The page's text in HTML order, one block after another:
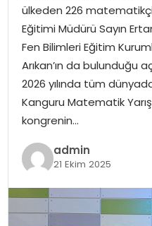
TEKNOLOJI
EĞITIM
GENEL
ülkeden 226 matematikçi
Eğitimi Müdürü Sayın
Fen Bilimleri Eğitim
Arıkan’ın da bulunduğu
2026 yılında tüm
Kanguru Matematik
kongrenin…
admin
21 Ekim 2025